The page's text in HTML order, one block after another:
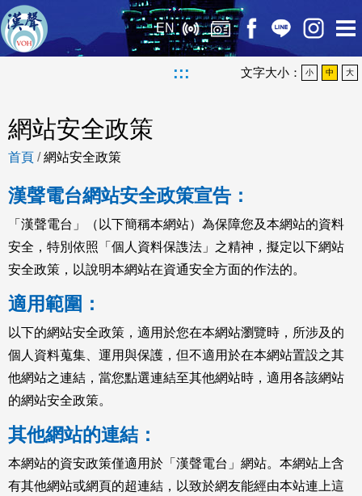
EN
::: 文字大小： 小 中 大
網站安全政策
首頁 /網站安全政策
漢聲電台網站安全政策宣告：
「漢聲電台」（以下簡稱本網站）為保障您及本網站的資料
安全，特別依照「個人資料保謢法」之精神，擬定以下網站
安全政策，以說明本網站在資通安全方面的作法的。
適用範圍：
以下的網站安全政策，適用於您在本網站瀏覽時，所涉及的
個人資料蒐集、運用與保護，但不適用於在本網站置設之其
他網站之連結，當您點選連結至其他網站時，適用各該網站
的網站安全政策。
其他網站的連結：
本網站的資安政策僅適用於「漢聲電台」網站。本網站上含
有其他網站或網頁的超連結，以致於網友能經由本站連上這